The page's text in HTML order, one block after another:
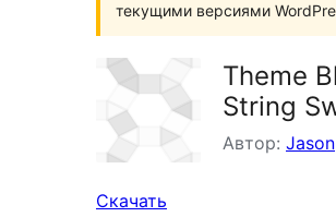
текущими версиями
Theme
String
Автор: Jason
Скачать